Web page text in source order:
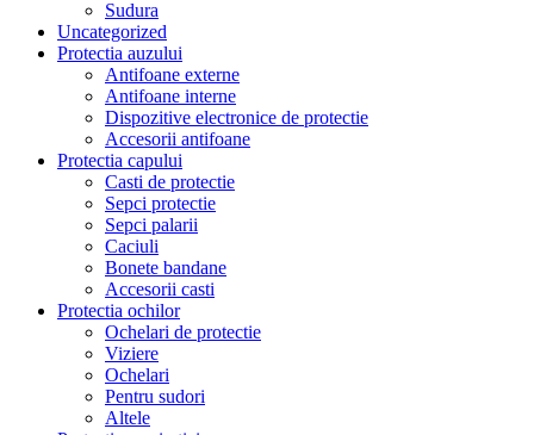
Sudura
Uncategorized
Protectia auzului
Antifoane externe
Antifoane interne
Dispozitive electronice de protectie
Accesorii antifoane
Protectia capului
Casti de protectie
Sepci protectie
Sepci palarii
Caciuli
Bonete bandane
Accesorii casti
Protectia ochilor
Ochelari de protectie
Viziere
Ochelari
Pentru sudori
Altele